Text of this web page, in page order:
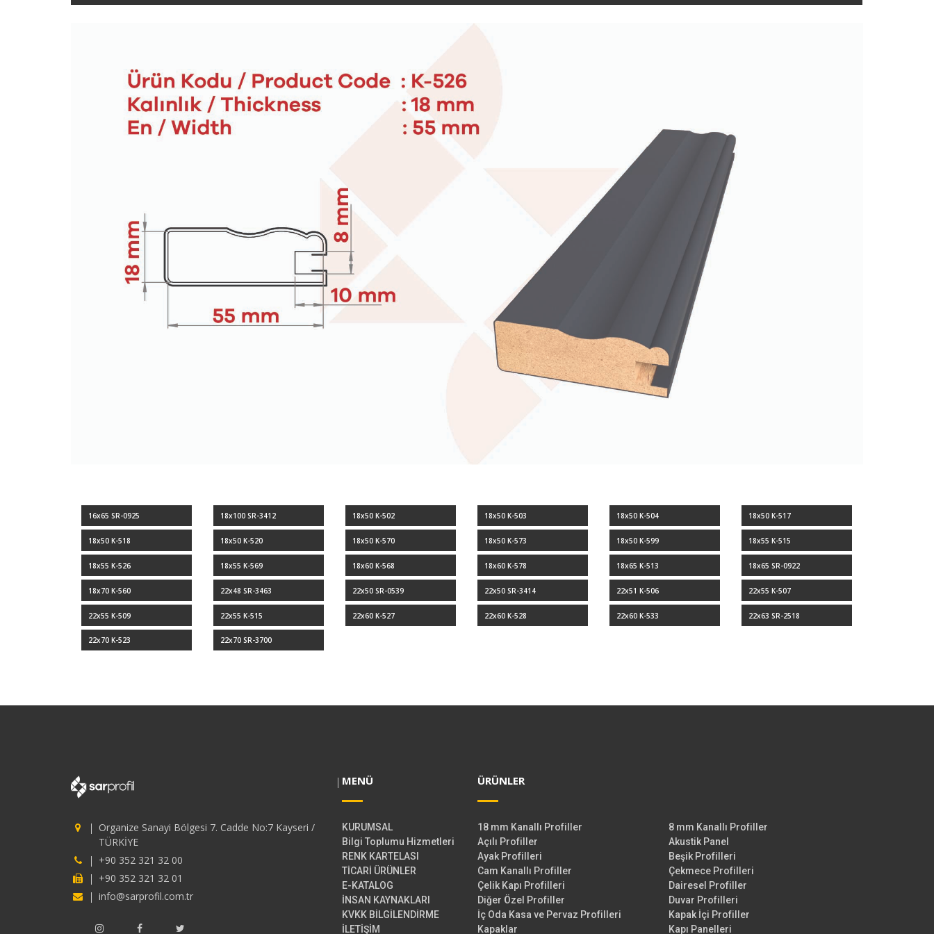
16x65 SR-0925 18x100 SR-3412 18x50 K-502 18x50 K-503 18x50 K-504 18x50 K-517
18x50 K-518 18x50 K-520 18x50 K-570 18x50 K-573 18x50 K-599 18x55 K-515
18x55 K-526 18x55 K-569 18x60 K-568 18x60 K-578 18x65 K-513 18x65 SR-0922
18x70 K-560 22x48 SR-3463 22x50 SR-0539 22x50 SR-3414 22x51 K-506 22x55 K-507
22x55 K-509 22x55 K-515 22x60 K-527 22x60 K-528 22x60 K-533 22x63 SR-2518
22x70 K-523 22x70 SR-3700
Organize Sanayi Bölgesi 7. Cadde No:7 Kayseri /
TÜRKİYE
+90 352 321 32 00
+90 352 321 32 01
info@sarprofil.com.tr
MENÜ
KURUMSAL
Bilgi Toplumu Hizmetleri
RENK KARTELASI
TİCARİ ÜRÜNLER
E-KATALOG
İNSAN KAYNAKLARI
KVKK BİLGİLENDİRME
İLETİŞİM
ÜRÜNLER
18 mm Kanallı Profiller
8 mm Kanallı Profiller
Açılı Profiller
Akustik Panel
Ayak Profilleri
Beşik Profilleri
Cam Kanallı Profiller
Çekmece Profilleri
Çelik Kapı Profilleri
Dairesel Profiller
Diğer Özel Profiller
Duvar Profilleri
İç Oda Kasa ve Pervaz Profilleri
Kapak İçi Profiller
Kapaklar
Kapı Panelleri